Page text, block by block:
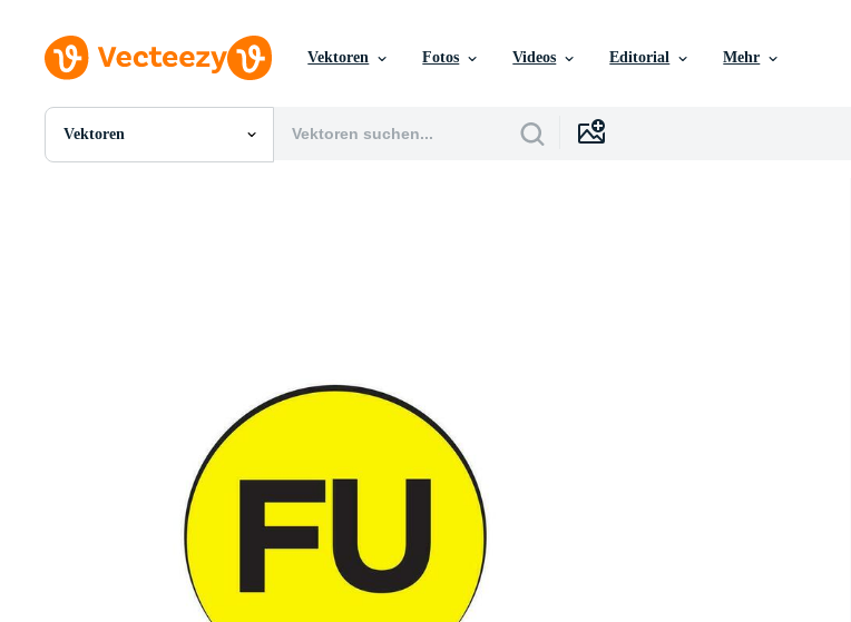
Vektoren Fotos Videos Editorial Mehr
Vektoren
Alle Bilder